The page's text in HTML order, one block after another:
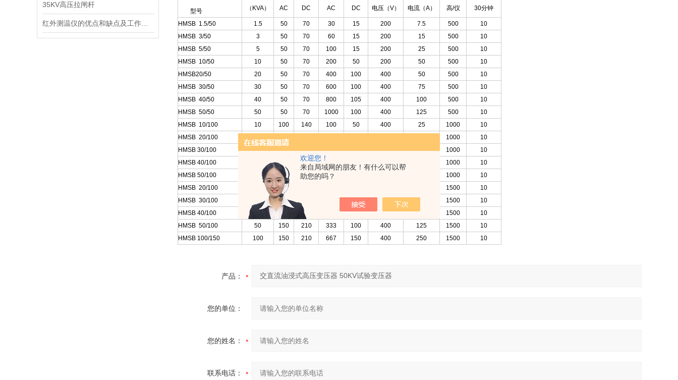
欢迎您！
来自局域网的朋友！有什么可以帮
助您的吗？
35KV高压拉闸杆
型号 （KVA） AC DC AC DC 电压（V） 电流（A） 高/仪 30分钟
HMSB 1.5/50 1.5 50 70 30 15 200 7.5 500
10
HMSB 3/50 3 50 70 60 15 200 15 500
10
HMSB 5/50
5 50 70 100 15 200 25 500
10
HMSB 10/50
10 50 70 200 50 200 50 500
10
HMSB20/50
20 50 70 400 100 400 50 500
10
HMSB 30/50
30 50 70 600 100 400 75 500
10
HMSB 40/50
40 50 70 800 105 400 100 500
10
HMSB 50/50
50 50 70 1000 100 400 125 500
10
HMSB 10/100
10 100 140 100 50 400 25 1000
10
HMSB 20/100
100 1000
10
HMSB 30/100
30 100 140 300 100 400 75 1000
10
HMSB 40/100
100 140 400 100 400 1000
10
HMSB 50/100
100 140 500 1000
10
HMSB 20/100
150 1500
10
HMSB 30/100
150 100 1500
10
HMSB 40/100
150 210 100 400 100 1500
10
HMSB 50/100
50 150 210 333 100 400 125 1500
10
HMSB 100/150
100 150 210 667 150 400 250 1500 10
产品：
您的单位：
您的姓名：
联系电话：